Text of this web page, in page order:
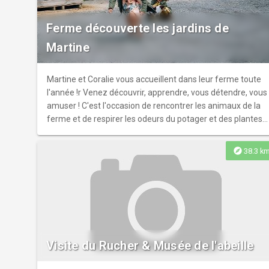
du Kiwi](https://kiwiramonville-arto.fr/evenement/essais-
de-cirque/)
Ferme découverte les jardins de
Martine
Martine et Coralie vous accueillent dans leur ferme toute
l'année !r Venez découvrir, apprendre, vous détendre, vous
amuser ! C'est l'occasion de rencontrer les animaux de la
ferme et de respirer les odeurs du potager et des plantes
explore 38.3 km
Visite du Rucher & Musée de l'abeille